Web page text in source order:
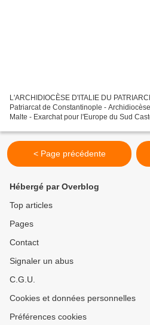
L'ARCHIDIOCÈSE D'ITALIE DU
Patriarcat de Constantinople -
Malte - Exarchat pour l'Europe du Sud
< Page précédente
Hébergé par Overblog
Top articles
Pages
Contact
Signaler un abus
C.G.U.
Cookies et données personnelles
Préférences cookies